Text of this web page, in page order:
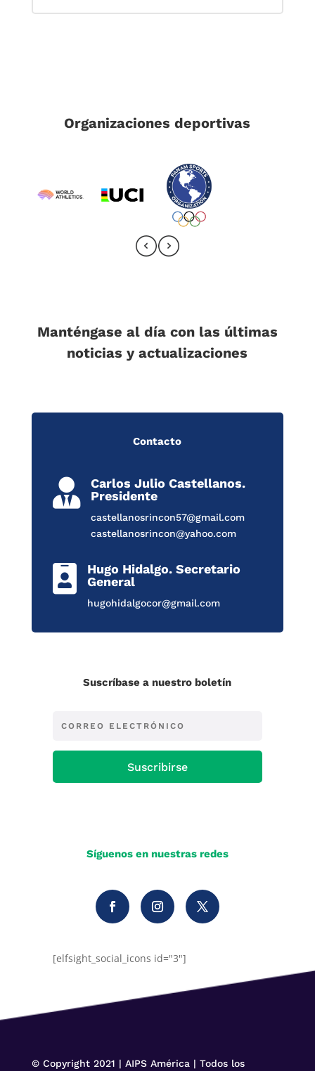
Organizaciones deportivas
Manténgase al día con las últimas
noticias y actualizaciones
Contacto

Carlos Julio Castellanos.
Presidente
castellanosrincon57@gmail.com
castellanosrincon@yahoo.com

Hugo Hidalgo. Secretario
General
hugohidalgocor@gmail.com
Suscríbase a nuestro boletín
Suscribirse
Síguenos en nuestras redes
[elfsight_social_icons id="3"]
© Copyright 2021 | AIPS América | Todos los